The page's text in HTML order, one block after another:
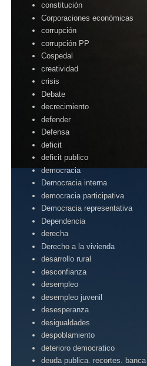
constitución
Corporaciones económicas
corrupción
corrupción PP
Cospedal
creatividad
crisis
Debate
decrecimiento
defender
Defensa
deficit
deficit publico
democracia
Democracia interna
democracia participativa
Democracia representativa
Dependencia
derecha
Derecho a la vivienda
desarrollo rural
desconfianza
desempleo
desempleo juvenil
desesperanza
desigualdades
despoblamiento
deterioro democratico
deuda publica. recortes. banca